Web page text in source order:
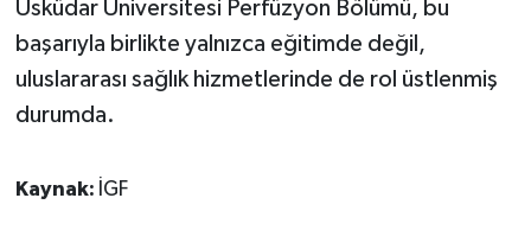
Üsküdar Üniversitesi Perfüzyon Bölümü, bu
başarıyla birlikte yalnızca eğitimde değil,
uluslararası sağlık hizmetlerinde de rol üstlenmiş
durumda.
Kaynak: İGF